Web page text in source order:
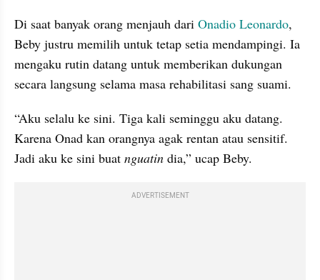
Di saat banyak orang menjauh dari Onadio Leonardo,
Beby justru memilih untuk tetap setia mendampingi. Ia
mengaku rutin datang untuk memberikan dukungan
secara langsung selama masa rehabilitasi sang suami.
“Aku selalu ke sini. Tiga kali seminggu aku datang.
Karena Onad kan orangnya agak rentan atau sensitif.
Jadi aku ke sini buat nguatin dia,” ucap Beby.
ADVERTISEMENT